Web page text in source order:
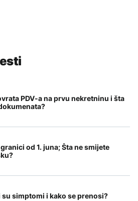
PDV-a na prvu nekretninu i šta
od 1. juna; Šta ne smijete
simptomi i kako se prenosi?